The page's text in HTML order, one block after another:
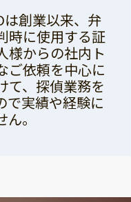
創業以来、弁
時に使用する証
様からの社内ト
ご依頼を中心に
て、探偵業務を
で実績や経験に
。